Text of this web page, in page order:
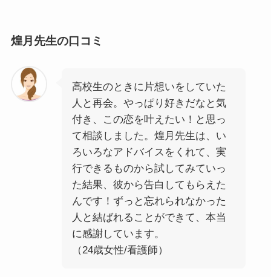
煌月先生の口コミ
高校生のときに片想いをしていた
人と再会。やっぱり好きだなと気
付き、この恋を叶えたい！と思っ
て相談しました。煌月先生は、い
ろいろなアドバイスをくれて、実
行できるものから試してみていっ
た結果、彼から告白してもらえた
んです！ずっと忘れられなかった
人と結ばれることができて、本当
に感謝しています。
（24歳女性/看護師）